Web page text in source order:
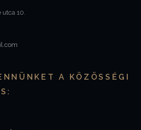
utca 10.
A KÖZÖSSÉGI